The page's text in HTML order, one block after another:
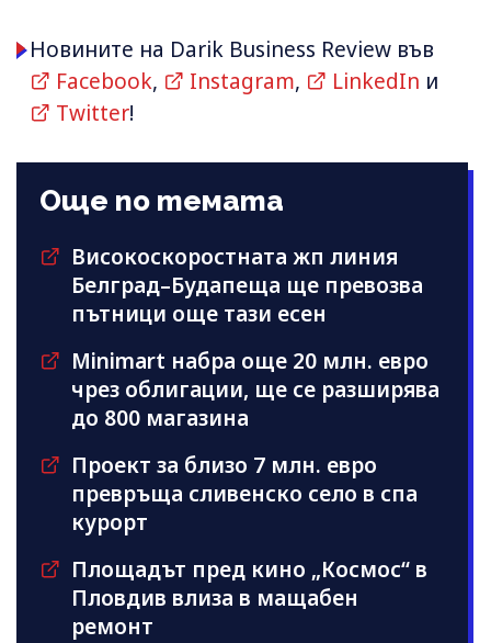
Новините на Darik Business Review във
Facebook, Instagram, LinkedIn и
Twitter!
Още по темата
Високоскоростната жп линия
Белград–Будапеща ще превозва
пътници още тази есен
Minimart набра още 20 млн. евро
чрез облигации, ще се разширява
до 800 магазина
Проект за близо 7 млн. евро
превръща сливенско село в спа
курорт
Площадът пред кино „Космос“ в
Пловдив влиза в мащабен
ремонт